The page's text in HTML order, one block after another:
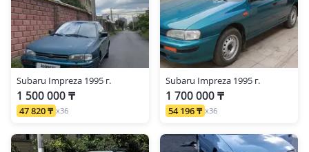
Subaru Impreza 1995 г.
1 500 000 ₸
47 820 ₸ x36
Subaru Impreza 1995 г.
1 700 000 ₸
54 196 ₸ x36